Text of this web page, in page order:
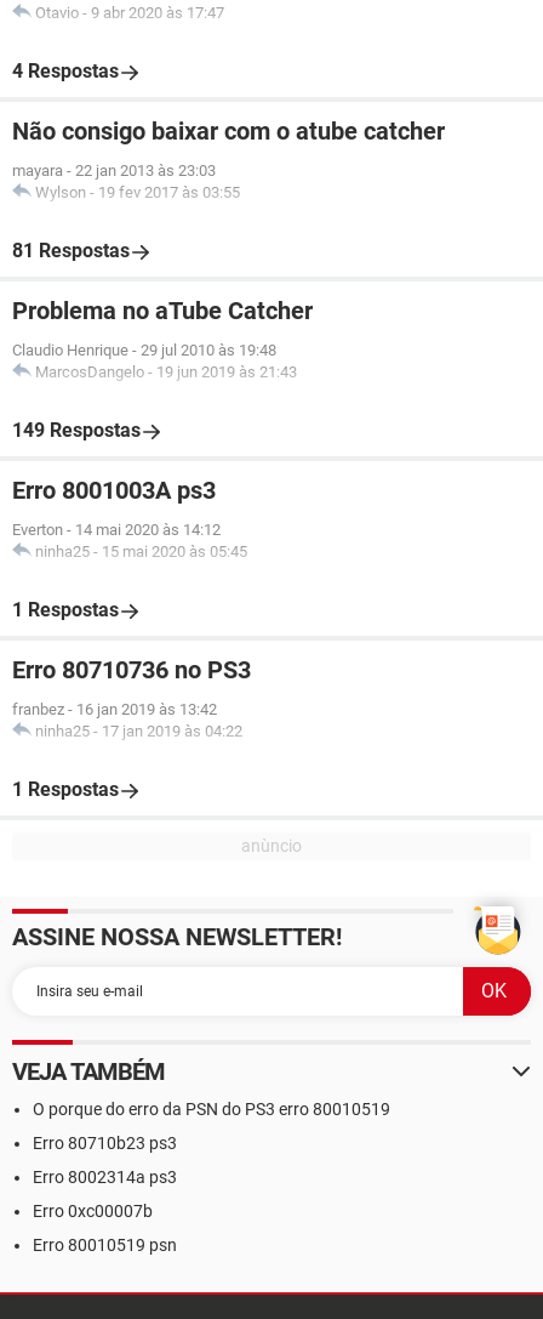
Otavio - 9 abr 2020 às 17:47
4 Respostas
Não consigo baixar com o atube catcher
mayara - 22 jan 2013 às 23:03
Wylson - 19 fev 2017 às 03:55
81 Respostas
Problema no aTube Catcher
Claudio Henrique - 29 jul 2010 às 19:48
MarcosDangelo - 19 jun 2019 às 21:43
149 Respostas
Erro 8001003A ps3
Everton - 14 mai 2020 às 14:12
ninha25 - 15 mai 2020 às 05:45
1 Respostas
Erro 80710736 no PS3
franbez - 16 jan 2019 às 13:42
ninha25 - 17 jan 2019 às 04:22
1 Respostas
ASSINE NOSSA NEWSLETTER!
VEJA TAMBÉM
O porque do erro da PSN do PS3 erro 80010519
Erro 80710b23 ps3
Erro 8002314a ps3
Erro 0xc00007b
Erro 80010519 psn